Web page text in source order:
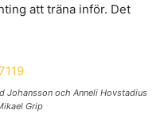
att träna inför. Det
Johansson och Anneli Hovstadius
Grip